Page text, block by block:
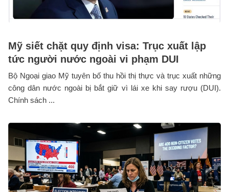
Mỹ siết chặt quy định visa: Trục xuất lập
tức người nước ngoài vi phạm DUI
Bộ Ngoại giao Mỹ tuyên bố thu hồi thị thực và trục xuất những
công dân nước ngoài bị bắt giữ vì lái xe khi say rượu (DUI).
Chính sách ...